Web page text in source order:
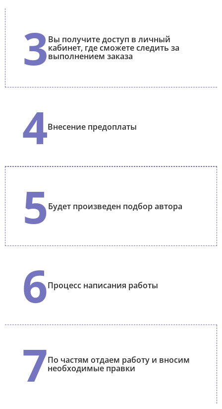
3Вы получите доступ в личный
кабинет, где сможете следить за
выполнением заказа
4Внесение предоплаты
5Будет произведен подбор автора
6Процесс написания работы
7По частям отдаем работу и вносим
необходимые правки